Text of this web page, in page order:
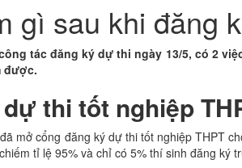
gì sau khi đăng
tác đăng ký dự thi ngày 13/5, có 2
được.
thi tốt nghiệp
mở cổng đăng ký dự thi tốt nghiệp THPT
tỉ lệ 95% và chỉ có 5% thí sinh đăng ký